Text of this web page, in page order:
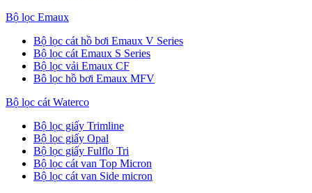
Bộ lọc Emaux
Bộ lọc cát hồ bơi Emaux V Series
Bộ lọc cát Emaux S Series
Bộ lọc vải Emaux CF
Bô lọc hồ bơi Emaux MFV
Bộ lọc cát Waterco
Bộ lọc giấy Trimline
Bộ lọc giấy Opal
Bộ lọc giấy Fulflo Tri
Bộ lọc cát van Top Micron
Bộ lọc cát van Side micron